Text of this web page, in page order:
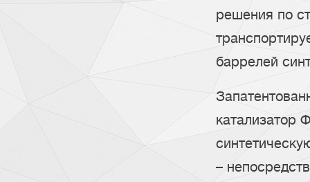
решения по
баррелей
катализатор
–